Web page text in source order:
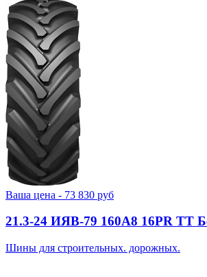
Ваша цена - 73 830 руб
21.3-24 ИЯВ-79 160A8 16PR TT
Шины для строительных. дорожных.